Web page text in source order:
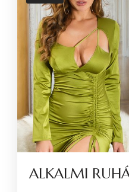
ALKALMI